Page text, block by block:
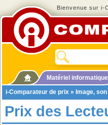
Bienvenue sur i-
Matériel informatique
i-Comparateur de prix » Image,
Prix des